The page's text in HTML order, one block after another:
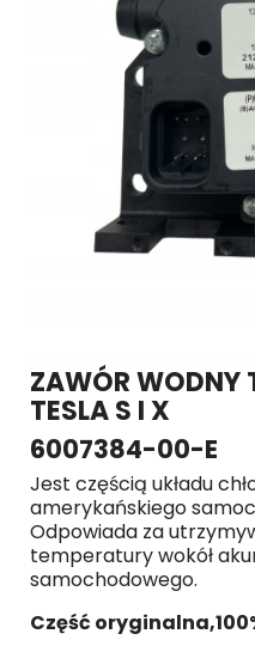
ZAWÓR WODNY
TESLA S I X
6007384-00-E
Jest częścią układu
amerykańskiego
Odpowiada za
temperatury wokół
samochodowego.
Część